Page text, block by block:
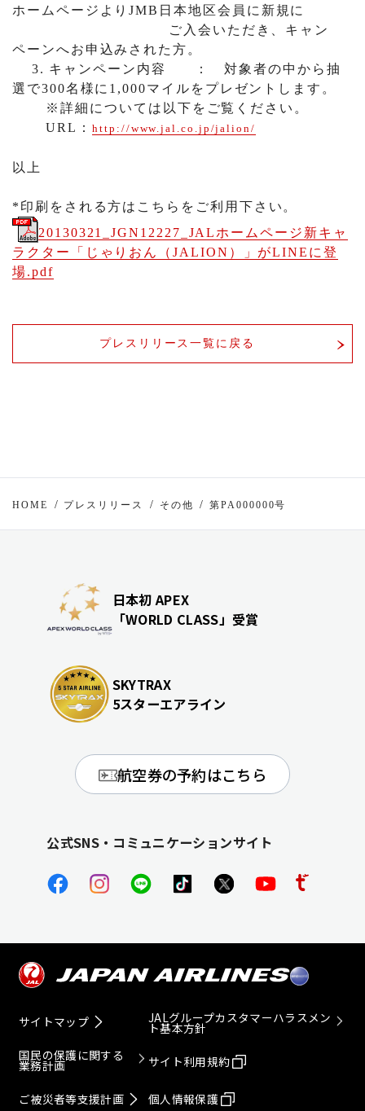
ホームページよりJMB 日本地区会員に新規に
ご入会いただき、キャン
ペーンへお申込みされた方。
3. キャンペーン内容
： 対象者の中から抽
選で300名様に 1,000マイルをプレゼントします。
※詳細については以下をご覧ください。
URL ：http://www.jal.co.jp/jalion/
以上
*印刷をされる方はこちらをご利用下さい。
20130321_JGN12227_JALホームページ新キャ
ラクター「じゃりおん（JALION）」がLINEに登
場.pdf
プレスリリース一覧に戻る
HOME プレスリリース その他 第PA000000号
日本初 APEX
「WORLD CLASS」受賞
SKYTRAX
5スターエアライン
航空券の予約はこちら
公式SNS・コミュニケーションサイト
サイトマップ
国民の保護に関する
業務計画
ご被災者等支援計画
JALグループカスタマーハラスメン
ト基本方針
サイト利用規約
個人情報保護